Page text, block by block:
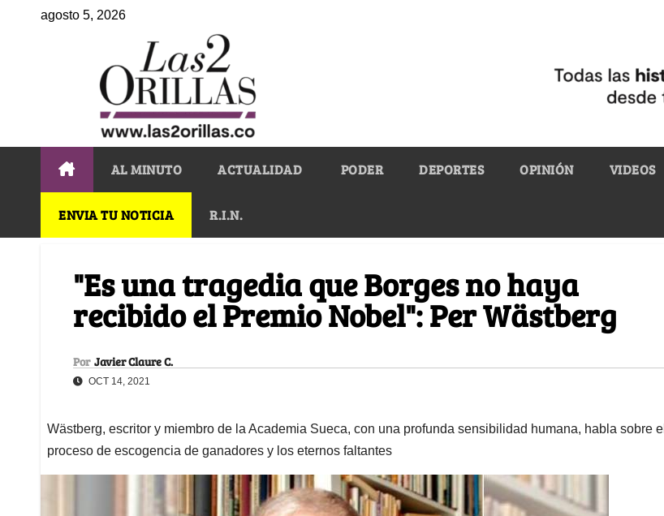
agosto 5, 2026
AL MINUTO ACTUALIDAD PODER DEPORTES OPINIÓN VIDEOS
ENVIA TU NOTICIA R.I.N.
"Es una tragedia que Borges no haya
recibido el Premio Nobel": Per Wästberg
Por Javier Claure C.
OCT 14, 2021
Wästberg, escritor y miembro de la Academia Sueca, con una profunda sensibilidad humana, habla sobre el
proceso de escogencia de ganadores y los eternos faltantes